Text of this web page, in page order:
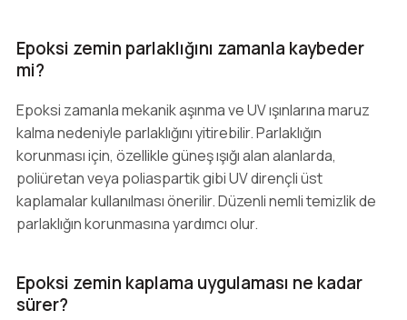
Epoksi zemin parlaklığını zamanla kaybeder
mi?
Epoksi zamanla mekanik aşınma ve UV ışınlarına maruz
kalma nedeniyle parlaklığını yitirebilir. Parlaklığın
korunması için, özellikle güneş ışığı alan alanlarda,
poliüretan veya poliaspartik gibi UV dirençli üst
kaplamalar kullanılması önerilir. Düzenli nemli temizlik de
parlaklığın korunmasına yardımcı olur.
Epoksi zemin kaplama uygulaması ne kadar
sürer?